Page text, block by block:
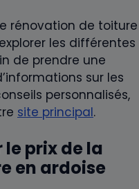
rénovation de toiture
les différentes
de prendre une
sur les
personnalisés,
site principal.
le prix de la
en ardoise